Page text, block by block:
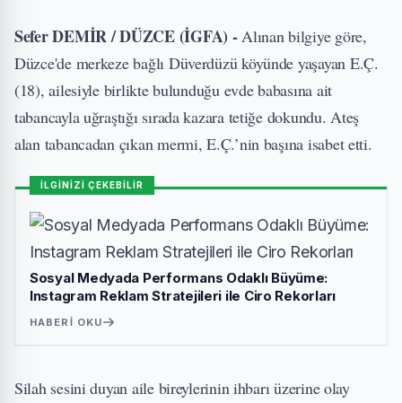
Sefer DEMİR / DÜZCE (İGFA) -Alınan bilgiye göre,
Düzce'de merkeze bağlı Düverdüzü köyünde yaşayan E.Ç.
(18), ailesiyle birlikte bulunduğu evde babasına ait
tabancayla uğraştığı sırada kazara tetiğe dokundu. Ateş
alan tabancadan çıkan mermi, E.Ç.’nin başına isabet etti.
İLGİNİZİ ÇEKEBİLİR
Sosyal Medyada Performans Odaklı Büyüme:
Instagram Reklam Stratejileri ile Ciro Rekorları
HABERI OKU
Silah sesini duyan aile bireylerinin ihbarı üzerine olay